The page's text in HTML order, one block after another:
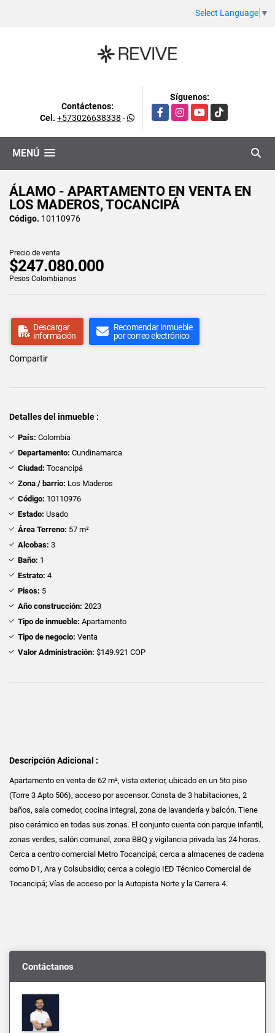
Select Language ▼
Contáctenos:
Cel. +573026638338 -
Síguenos:
FacebookInstagramYouTubeTikTok
MENÚ
ÁLAMO - APARTAMENTO EN VENTA EN
LOS MADEROS, TOCANCIPÁ
Código. 10110976
Precio de venta
$247.080.000
Pesos Colombianos
Descargar
información
Recomendar inmueble
por correo electrónico
Compartir
Detalles del inmueble :
País: Colombia
Departamento: Cundinamarca
Ciudad: Tocancipá
Zona / barrio: Los Maderos
Código: 10110976
Estado: Usado
Área Terreno: 57 m²
Alcobas: 3
Baño: 1
Estrato: 4
Pisos: 5
Año construcción: 2023
Tipo de inmueble: Apartamento
Tipo de negocio: Venta
Valor Administración: $149.921 COP
Descripción Adicional :
Apartamento en venta de 62 m², vista exterior, ubicado en un 5to piso
(Torre 3 Apto 506), acceso por ascensor. Consta de 3 habitaciones, 2
baños, sala comedor, cocina integral, zona de lavandería y balcón. Tiene
piso cerámico en todas sus zonas. El conjunto cuenta con parque infantil,
zonas verdes, salón comunal, zona BBQ y vigilancia privada las 24 horas.
Cerca a centro comercial Metro Tocancipá; cerca a almacenes de cadena
como D1, Ara y Colsubsidio; cerca a colegio IED Técnico Comercial de
Tocancipá; Vías de acceso por la Autopista Norte y la Carrera 4.
Contáctanos